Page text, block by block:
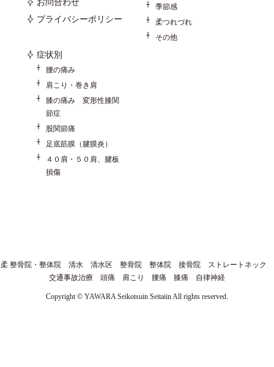
お問合わせ
プライバシーポリシー
季節感
柔つれづれ
その他
症状別
腰の痛み
肩こり・巻き肩
膝の痛み 変形性膝関
節症
股関節痛
足底筋膜（腱膜炎）
４０肩・５０肩、腱板
損傷
柔 整骨院・整体院 清水 清水区 整骨院 整体院 接骨院 ストレートネック
交通事故治療 頭痛 肩こり 腰痛 膝痛 自律神経
Copyright © YAWARA Seikotsuin Seitaiin All rights reserved.